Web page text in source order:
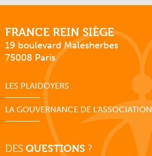
FRANCE REIN SIÈGE
19 boulevard Malesherbes
75008 Paris
LES PLAIDOYERS
LA GOUVERNANCE DE L'ASSOCIATION
DES QUESTIONS ?